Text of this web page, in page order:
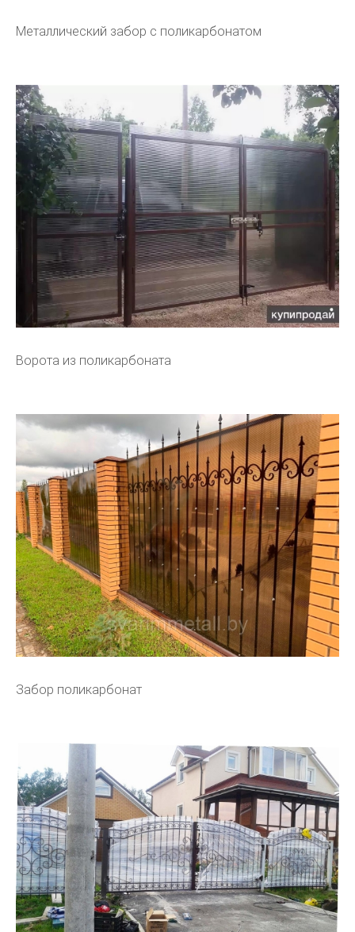
Металлический забор с поликарбонатом
Ворота из поликарбоната
Забор поликарбонат